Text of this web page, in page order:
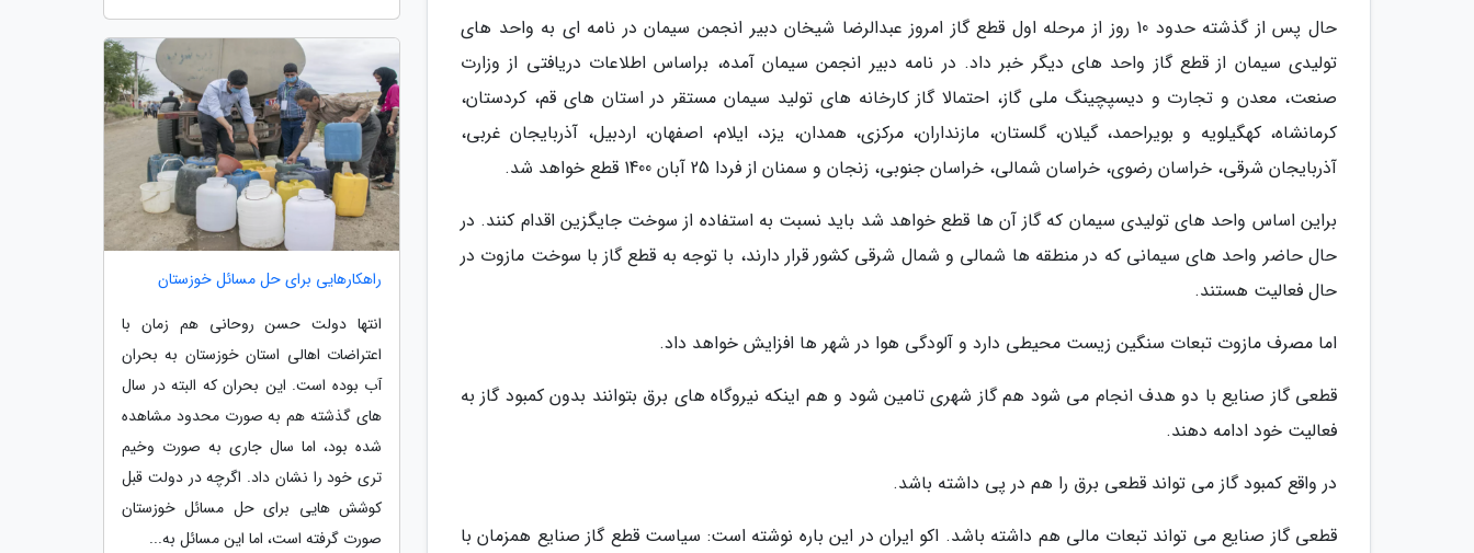
حال پس از گذشته حدود 10 روز از مرحله اول قطع گاز امروز عبدالرضا شیخان دبیر انجمن سیمان در نامه ای به واحد های
تولیدی سیمان از قطع گاز واحد های دیگر خبر داد. در نامه دبیر انجمن سیمان آمده، براساس اطلاعات دریافتی از وزارت
صنعت، معدن و تجارت و دیسپچینگ ملی گاز، احتمالا گاز کارخانه های تولید سیمان مستقر در استان های قم، کردستان،
کرمانشاه، کهگیلویه و بویراحمد، گیلان، گلستان، مازنداران، مرکزی، همدان، یزد، ایلام، اصفهان، اردبیل، آذربایجان غربی،
آذربایجان شرقی، خراسان رضوی، خراسان شمالی، خراسان جنوبی، زنجان و سمنان از فردا 25 آبان 1400 قطع خواهد شد.
براین اساس واحد های تولیدی سیمان که گاز آن ها قطع خواهد شد باید نسبت به استفاده از سوخت جایگزین اقدام کنند. در
حال حاضر واحد های سیمانی که در منطقه ها شمالی و شمال شرقی کشور قرار دارند، با توجه به قطع گاز با سوخت مازوت در
حال فعالیت هستند.
اما مصرف مازوت تبعات سنگین زیست محیطی دارد و آلودگی هوا در شهر ها افزایش خواهد داد.
قطعی گاز صنایع با دو هدف انجام می شود هم گاز شهری تامین شود و هم اینکه نیروگاه های برق بتوانند بدون کمبود گاز به
فعالیت خود ادامه دهند.
در واقع کمبود گاز می تواند قطعی برق را هم در پی داشته باشد.
قطعی گاز صنایع می تواند تبعات مالی هم داشته باشد. اکو ایران در این باره نوشته است: سیاست قطع گاز صنایع همزمان با
راهکارهایی برای حل مسائل خوزستان
انتها دولت حسن روحانی هم زمان با
اعتراضات اهالی استان خوزستان به بحران
آب بوده است. این بحران که البته در سال
های گذشته هم به صورت محدود مشاهده
شده بود، اما سال جاری به صورت وخیم
تری خود را نشان داد. اگرچه در دولت قبل
کوشش هایی برای حل مسائل خوزستان
صورت گرفته است، اما این مسائل به...